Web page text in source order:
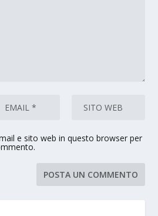
e sito web in questo browser per